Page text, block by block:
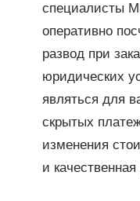
специалисты
оперативно
развод при
юридических
являться для
скрытых
изменения
и